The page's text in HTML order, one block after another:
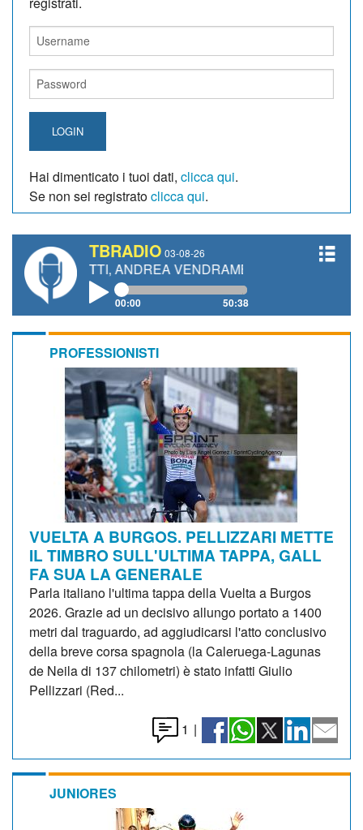
LOGIN
Hai dimenticato i tuoi dati, clicca qui.
Se non sei registratoclicca qui.
TBRADIO 03-08-26
ANDREA VENDRAME, FILIPPO FIORELLI
00:00 50:38
PROFESSIONISTI
VUELTA A BURGOS. PELLIZZARI METTE
IL TIMBRO SULL'ULTIMA TAPPA, GALL
FA SUA LA GENERALE
Parla italiano l'ultima tappa della Vuelta a Burgos
2026. Grazie ad un decisivo allungo portato a 1400
metri dal traguardo, ad aggiudicarsi l'atto conclusivo
della breve corsa spagnola (la Caleruega-Lagunas
de Neila di 137 chilometri) è stato infatti Giulio
Pellizzari (Red...
1 |
JUNIORES